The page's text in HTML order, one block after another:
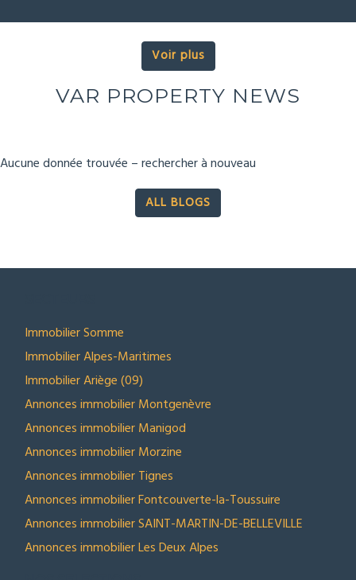
Voir plus
VAR PROPERTY NEWS
Aucune donnée trouvée – rechercher à nouveau
ALL BLOGS
Immobilier Somme
Immobilier Alpes-Maritimes
Immobilier Ariège (09)
Annonces immobilier Montgenèvre
Annonces immobilier Manigod
Annonces immobilier Morzine
Annonces immobilier Tignes
Annonces immobilier Fontcouverte-la-Toussuire
Annonces immobilier SAINT-MARTIN-DE-BELLEVILLE
Annonces immobilier Les Deux Alpes